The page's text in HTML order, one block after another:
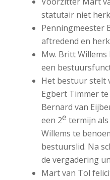
statutair niet
Penningmeester
aftredend en
Mw. Britt
een
Het bestuur stelt
Egbert Timmer
Bernard van
een 2e termijn
Willems te
bestuurslid. Na
de vergadering
Mart van Tol